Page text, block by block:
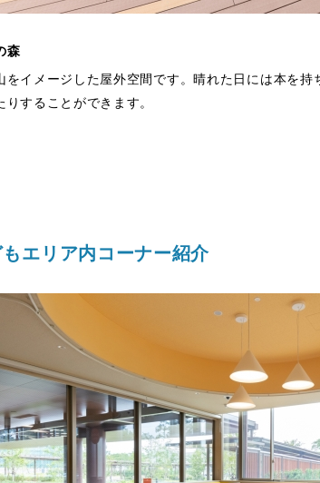
森
をイメージした屋外空間です。晴れた日には本を
りすることができます。
もエリア内コーナー紹介